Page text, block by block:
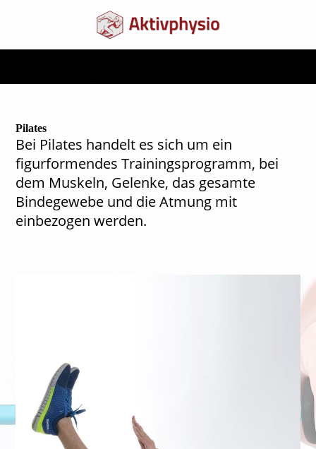
Pilates
Bei Pilates handelt es sich um ein
figurformendes Trainingsprogramm, bei
dem Muskeln, Gelenke, das gesamte
Bindegewebe und die Atmung mit
einbezogen werden.